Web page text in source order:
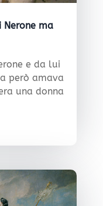
ma
e da lui
però amava
una donna